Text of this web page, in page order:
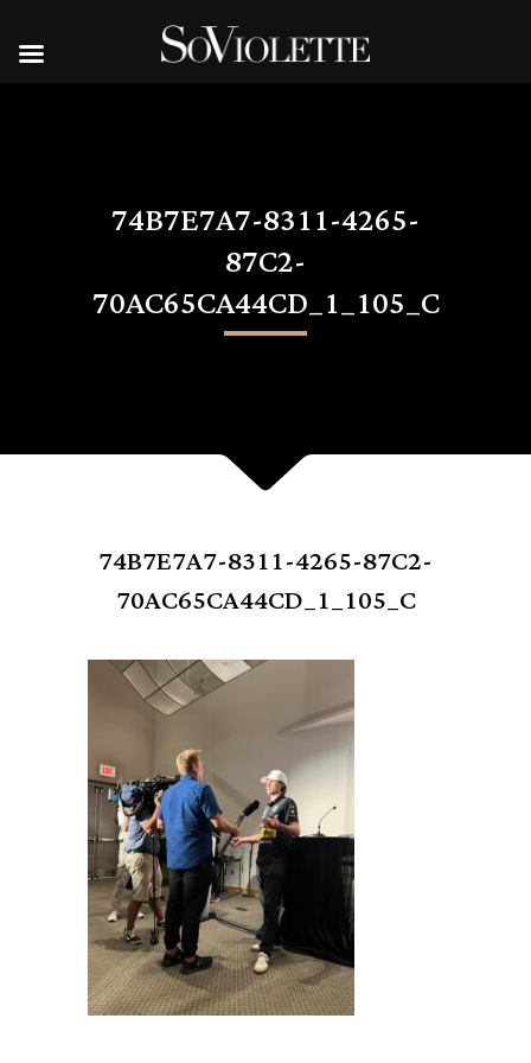
74B7E7A7-8311-4265-
87C2-
70AC65CA44CD_1_105_C
74B7E7A7-8311-4265-87C2-
70AC65CA44CD_1_105_C